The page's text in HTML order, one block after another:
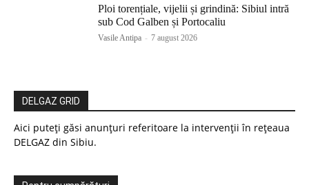
Ploi torențiale, vijelii și grindină: Sibiul intră
sub Cod Galben și Portocaliu
Vasile Antipa - 7 august 2026
DELGAZ GRID
Aici puteți găsi anunțuri referitoare la intervenții în rețeaua
DELGAZ din Sibiu.